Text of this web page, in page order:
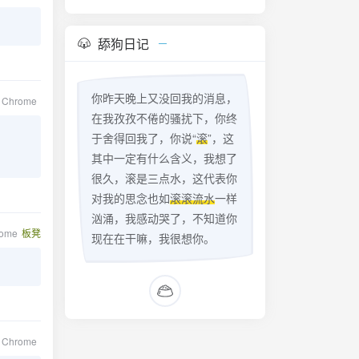
Chrome
板凳
Chrome
舔狗日记
你昨天晚上又没回我的消息，
在我孜孜不倦的骚扰下，你终
于舍得回我了，你说“滚”，这
其中一定有什么含义，我想了
很久，滚是三点水，这代表你
对我的思念也如滚滚流水一样
汹涌，我感动哭了，不知道你
现在在干嘛，我很想你。